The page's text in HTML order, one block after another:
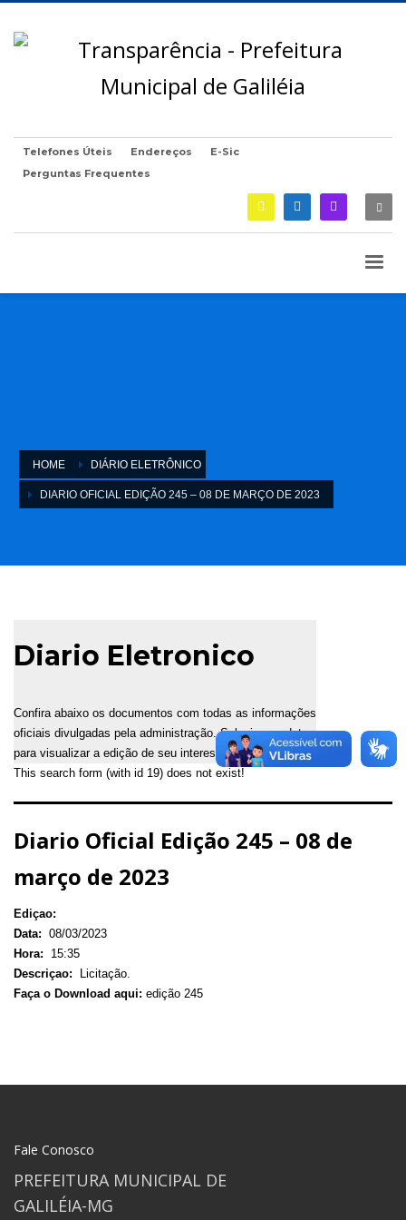
Telefones Úteis Endereços
E-Sic
Perguntas Frequentes
HOME DIÁRIO ELETRÔNICO
DIARIO OFICIAL EDIÇÃO 245 – 08 DE MARÇO DE 2023
Diario Eletronico
Confira abaixo os documentos com todas as informações
oficiais divulgadas pela administração. Selecione a data
para visualizar a edição de seu interesse.
This search form (with id 19) does not exist!
Diario Oficial Edição 245 – 08 de
março de 2023
Ediçao:
Data: 08/03/2023
Hora:
15:35
Descriçao:
Licitação.
Faça o Download aqui: edição 245
Fale Conosco
PREFEITURA MUNICIPAL DE
GALILÉIA-MG